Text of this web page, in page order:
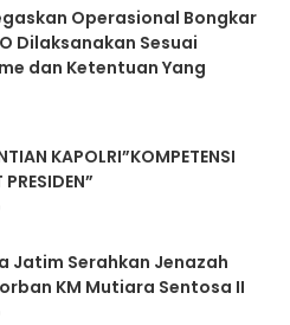
Operasional Bongkar
Dilaksanakan Sesuai
dan Ketentuan Yang
KAPOLRI”KOMPETENSI
Jatim Serahkan Jenazah
KM Mutiara Sentosa II